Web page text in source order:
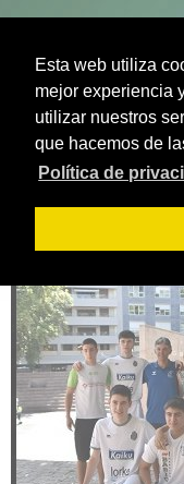
Esta web utiliza
mejor experiencia
utilizar nuestros
que hacemos de
Política de